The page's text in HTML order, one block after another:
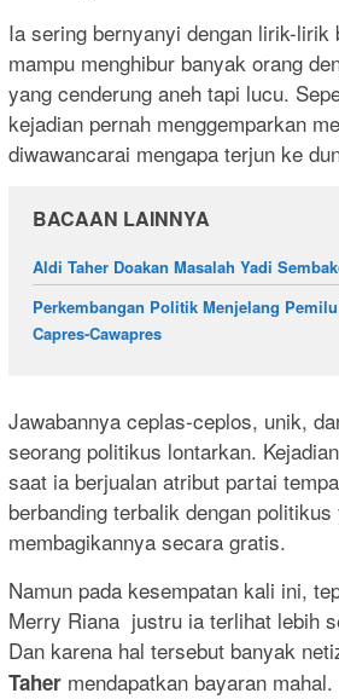
Ia sering bernyanyi dengan lirik-lirik
mampu menghibur banyak orang
yang cenderung aneh tapi lucu.
kejadian pernah menggemparkan
diwawancarai mengapa terjun ke
BACAAN LAINNYA
Aldi Taher Doakan Masalah Yadi
Perkembangan Politik Menjelang
Capres-Cawapres
Jawabannya ceplas-ceplos, unik,
seorang politikus lontarkan.
saat ia berjualan atribut partai
berbanding terbalik dengan
membagikannya secara gratis.
Namun pada kesempatan kali ini,
Merry Riana justru ia terlihat lebih
Dan karena hal tersebut banyak
Taher mendapatkan bayaran mahal.